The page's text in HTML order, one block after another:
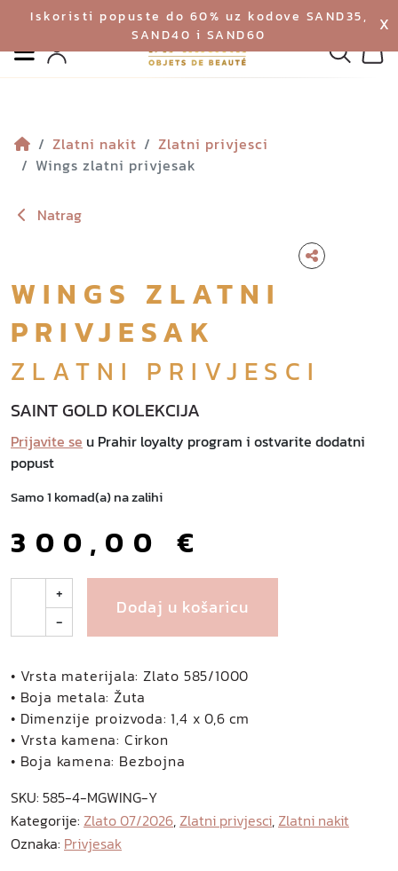
Iskoristi popuste do 60% uz kodove SAND35,
SAND40 i SAND60
X
Izbornik
Profil
Zlatni nakit
Zlatni privjesci
Wings zlatni privjesak
Natrag
WINGS ZLATNI
PRIVJESAK
ZLATNI PRIVJESCI
SAINT GOLD KOLEKCIJA
Prijavite se u Prahir loyalty program i ostvarite dodatni
popust
Samo 1 komad(a) na zalihi
300,00 €
n
s
z
l
a
t
i
p
r
+
-
Dodaj u košaricu
• Vrsta materijala: Zlato 585/1000
• Boja metala: Žuta
• Dimenzije proizvoda: 1,4 x 0,6 cm
• Vrsta kamena: Cirkon
• Boja kamena: Bezbojna
SKU: 585-4-MGWING-Y
Kategorije: Zlato 07/2026,Zlatni privjesci,Zlatni nakit
Oznaka: Privjesak